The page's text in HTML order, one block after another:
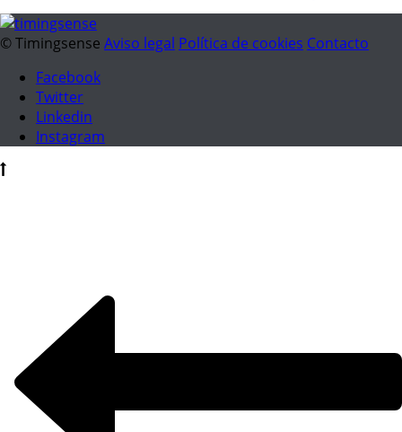
© Timingsense Aviso legal Política de cookies Contacto
Facebook
Twitter
Linkedin
Instagram